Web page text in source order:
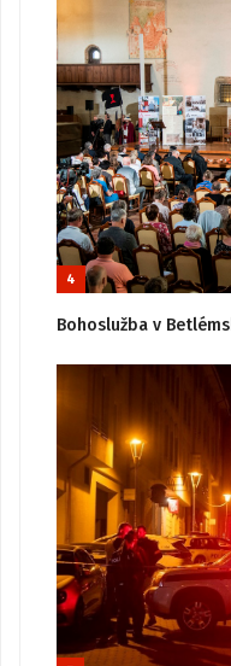
4
Bohoslužba v